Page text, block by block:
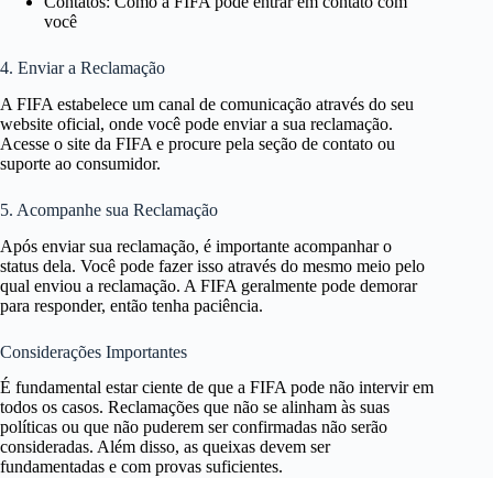
você
4. Enviar a Reclamação
A FIFA estabelece um canal de comunicação através do seu
website oficial, onde você pode enviar a sua reclamação.
Acesse o site da FIFA e procure pela seção de contato ou
suporte ao consumidor.
5. Acompanhe sua Reclamação
Após enviar sua reclamação, é importante acompanhar o
status dela. Você pode fazer isso através do mesmo meio pelo
qual enviou a reclamação. A FIFA geralmente pode demorar
para responder, então tenha paciência.
Considerações Importantes
É fundamental estar ciente de que a FIFA pode não intervir em
todos os casos. Reclamações que não se alinham às suas
políticas ou que não puderem ser confirmadas não serão
consideradas. Além disso, as queixas devem ser
fundamentadas e com provas suficientes.